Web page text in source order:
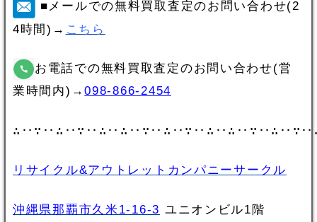
■メールでの無料買取査定のお問い合わせ(2
4時間)→ こちら
お電話での無料買取査定のお問い合わせ(営
業時間内)→098-866-2454
リサイクル&アウトレットカンパニーサークル
沖縄県那覇市久米1-16-3 ユニオンビル1階